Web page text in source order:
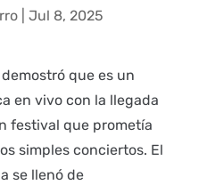
|Jul 8, 2025
que es un
en vivo con la llegada
festival que prometía
simples conciertos. El
se llenó de